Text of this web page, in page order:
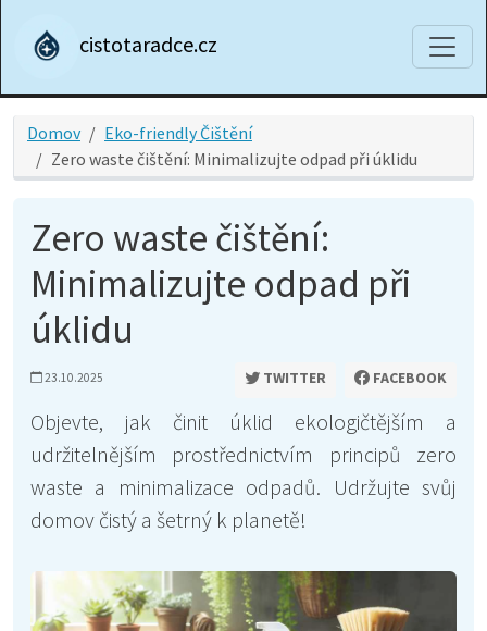
cistotaradce.cz
Domov
Eko-friendly Čištění
Zero waste čištění: Minimalizujte odpad při úklidu
Zero waste čištění:
Minimalizujte odpad při
úklidu
23.10.2025 TWITTER FACEBOOK
Objevte, jak činit úklid ekologičtějším a
udržitelnějším prostřednictvím principů zero
waste a minimalizace odpadů. Udržujte svůj
domov čistý a šetrný k planetě!